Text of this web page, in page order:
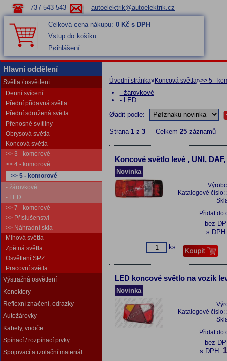
737 543 543 autoelektrik@autoelektrik.cz
Celková cena nákupu: 0 Kč s DPH
Vstup do košíku
Pøihlášení
Hlavní oddělení
Světla / osvětlení
Denní svícení
Přední přídavná světla
Přední sdružená světla
Přenosné svítilny
Obrysová světla
Koncová světla
>> 3 - komorové
>> 4 - komorové
>> 5 - komorové
- žárovkové
- LED
>> 7 - komorové
>> Příslušenství
>> Náhradní skla
Mlhová světla
Zpětná světla
Osvětlení SPZ
Pracovní světla
Výstražná osvětlení
Konektory
Reflexní značení, odrazky
Autožárovky
Kabely, vodiče
Spínací / rozpínací prvky
Spojovací a izolační materiál
Úvodní stránka» Koncová světla»>> 5 -
- žárovkové
- LED
Øadit podle:
Strana 1z 3Celkem 25záznamů
Koncové světlo levé , UNI,
Novinka
Katalogové číslo:
Přidat do
bez
s
ks
LED koncové světlo na vozík
Novinka
Katalogové číslo:
Přidat do
bez
s DPH: